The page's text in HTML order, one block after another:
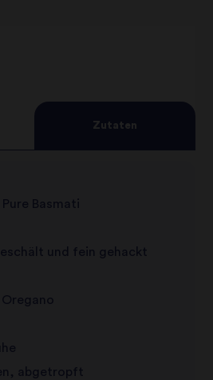
Zutaten
Basmati
und fein gehackt
abgetropft